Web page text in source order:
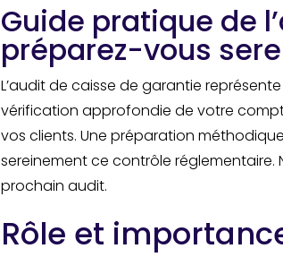
Guide pratique de
préparez-vous
L’audit de caisse de garantie
vérification approfondie de votre
vos clients. Une préparation
sereinement ce contrôle
prochain audit.
Rôle et